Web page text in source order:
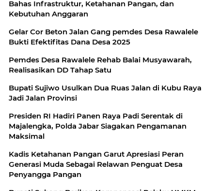
Bahas Infrastruktur, Ketahanan Pangan, dan
Kebutuhan Anggaran
Gelar Cor Beton Jalan Gang pemdes Desa Rawalele
Bukti Efektifitas Dana Desa 2025
Pemdes Desa Rawalele Rehab Balai Musyawarah,
Realisasikan DD Tahap Satu
Bupati Sujiwo Usulkan Dua Ruas Jalan di Kubu Raya
Jadi Jalan Provinsi
Presiden RI Hadiri Panen Raya Padi Serentak di
Majalengka, Polda Jabar Siagakan Pengamanan
Maksimal
Kadis Ketahanan Pangan Garut Apresiasi Peran
Generasi Muda Sebagai Relawan Penguat Desa
Penyangga Pangan